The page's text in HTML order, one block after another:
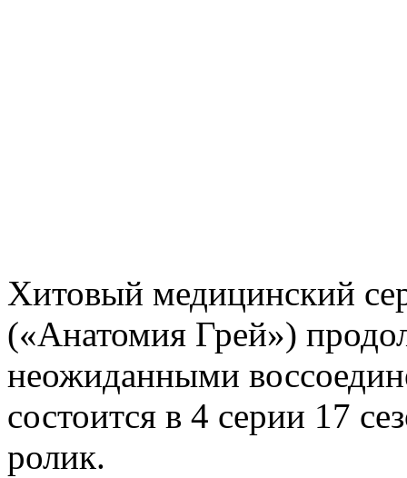
Хитовый медицинский
(«Анатомия Грей»)
неожиданными
состоится в 4 серии 17
ролик.